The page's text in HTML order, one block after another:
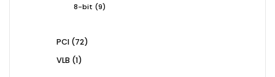
8-bit
99
PCI 7272
VLB 11